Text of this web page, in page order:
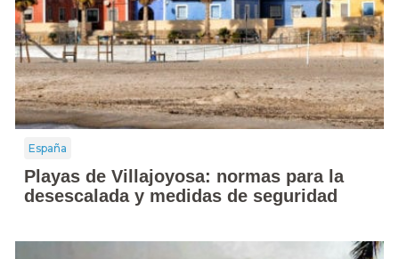
España
Playas de Villajoyosa: normas para la
desescalada y medidas de seguridad